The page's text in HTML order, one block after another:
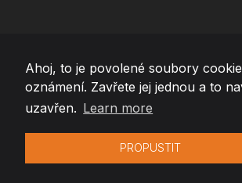
Ahoj, to je povolené soubory cookie
oznámení. Zavřete jej jednou a to
uzavřen. Learn more
PROPUSTIT
© Copyright2026 Team Extension Czech Republic-
Changelog● Používáním těchto stránek souhlasíte s
Politika soukromí